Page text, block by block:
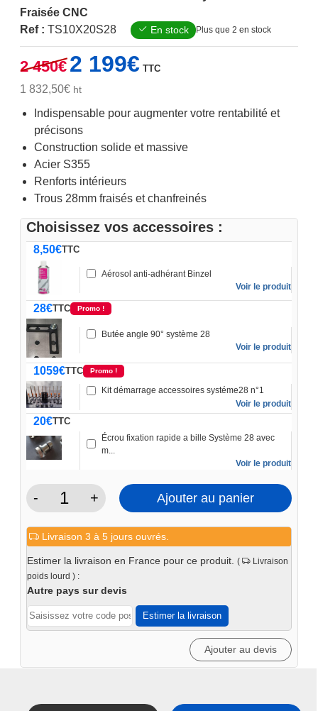
Fraisée CNC
Ref : TS10X20S28 En stock Plus que 2 en stock
2 450€
Le
prix
initial
2 199€prix
TTC
1 832,50€ht
Indispensable pour augmenter votre rentabilité et
précisons
Construction solide et massive
Acier S355
Renforts intérieurs
Trous 28mm fraisés et chanfreinés
Choisissez vos accessoires :
Aérosol anti-adhérant Binzel
Voir le produit
8,50€TTC
Butée angle 90° système 28
Voir le produit
28€TTC Promo !
Kit démarrage accessoires systéme28 n°1
Voir le produit
1059€TTC Promo !
Écrou fixation rapide a bille Système 28 avec
m...
Voir le produit
20€TTC
-
quantité
Table
de
soudure
1000x2000x15
système
28
+ Ajouter au panier
Livraison 3 à 5 jours ouvrés.
Estimer la livraison en France pour ce produit. (
Livraison
poids lourd ) :
Autre pays sur devis
Estimer la livraison
Ajouter au devis